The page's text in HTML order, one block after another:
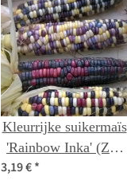
Kleurrijke suikermaïs
'Rainbow Inka' (Zea
mays) bio zaad
3,19 €*